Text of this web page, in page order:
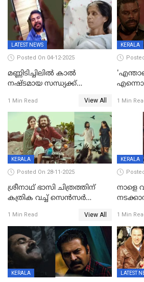
LATEST NEWS
Posted On 04-12-2025
മണ്ണിടിച്ചിലിൽ കാല്‍
നഷ്ടമായ സന്ധ്യക്ക്
വീഡിയോകോൾ;
കൃത്രിമക്കാല്‍ നല്‍കാമെന്ന്
താരം, വീട്
നിര്‍മിക്കുന്നതിനുള്ള
ഇടപെടലും നടത്തും
1 Min Read View All
KERALA
1 Min
KERALA
Posted On 28-11-2025
ശ്രീനാഥ് ഭാസി ചിത്രത്തിന്
കത്രിക വച്ച് സെൻസർ
മാറ്റണം';പൊങ്കാല റിലീസ് മാറ്റി
1 Min Read View All
KERALA
നാളെ
1 Min
KERALA LATEST